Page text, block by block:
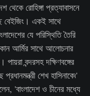
রোহিঙ্গা প্রত্যাবাসনে
বেইজিং। একই সাথে
যে পরিস্থিতি তৈরি
আর্মির সাথে আলোচনার
বন্দরসহ দক্ষিণবঙ্গের
শেখ হাসিনাকে৷'
'বাংলাদেশ ও চীনের মধ্যে